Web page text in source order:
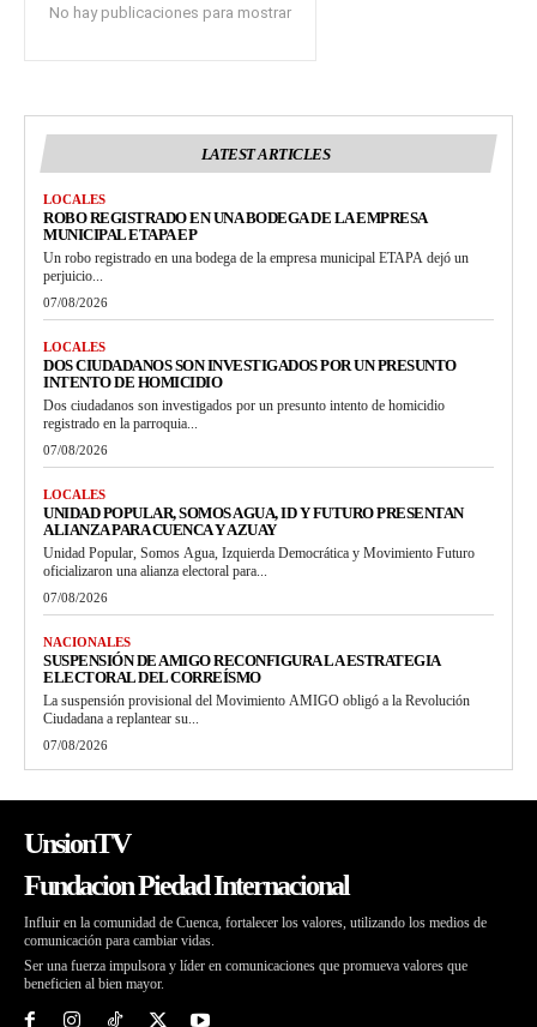
No hay publicaciones para mostrar
LATEST ARTICLES
LOCALES
ROBO REGISTRADO EN UNA BODEGA DE LA EMPRESA
MUNICIPAL ETAPA EP
Un robo registrado en una bodega de la empresa municipal ETAPA dejó un
perjuicio...
07/08/2026
LOCALES
DOS CIUDADANOS SON INVESTIGADOS POR UN PRESUNTO
INTENTO DE HOMICIDIO
Dos ciudadanos son investigados por un presunto intento de homicidio
registrado en la parroquia...
07/08/2026
LOCALES
UNIDAD POPULAR, SOMOS AGUA, ID Y FUTURO PRESENTAN
ALIANZA PARA CUENCA Y AZUAY
Unidad Popular, Somos Agua, Izquierda Democrática y Movimiento Futuro
oficializaron una alianza electoral para...
07/08/2026
NACIONALES
SUSPENSIÓN DE AMIGO RECONFIGURA LA ESTRATEGIA
ELECTORAL DEL CORREÍSMO
La suspensión provisional del Movimiento AMIGO obligó a la Revolución
Ciudadana a replantear su...
07/08/2026
UnsionTV
Fundacion Piedad Internacional
Influir en la comunidad de Cuenca, fortalecer los valores, utilizando los medios de
comunicación para cambiar vidas.
Ser una fuerza impulsora y líder en comunicaciones que promueva valores que
beneficien al bien mayor.